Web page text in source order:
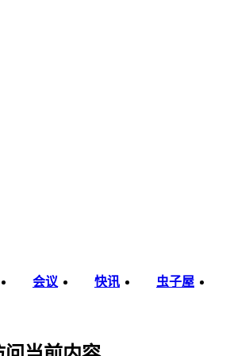
会议 快讯 虫子屋